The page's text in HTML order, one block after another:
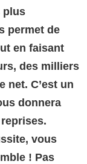
plus
permet de
en faisant
des milliers
net. C’est un
donnera
vous
! Pas